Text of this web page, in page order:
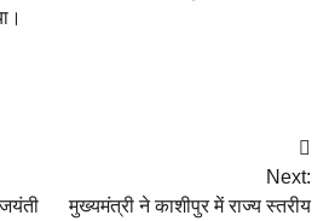
Next:
मुख्यमंत्री ने काशीपुर में राज्य स्तरीय